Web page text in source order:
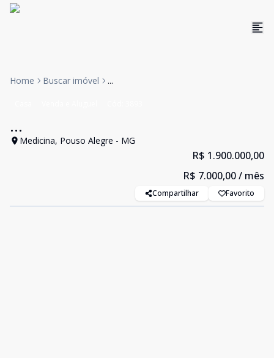
Home Buscar imóvel ...
...
Medicina, Pouso Alegre - MG
R$ 1.900.000,00
R$ 7.000,00/ mês
Compartilhar Favorito